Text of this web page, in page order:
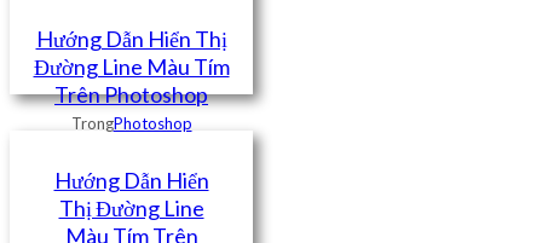
Hướng Dẫn Hiển Thị
Đường Line Màu Tím
Trên Photoshop
TrongPhotoshop
Hướng Dẫn Hiển
Thị Đường Line
Màu Tím Trên